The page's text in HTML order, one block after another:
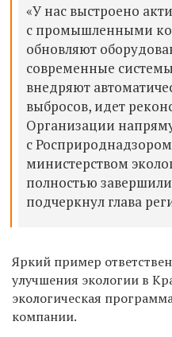
«У нас выстроено
с промышленными
обновляют
современные
внедряют
выбросов, идет
Организации
с
министерством
полностью
подчеркнул глава
Яркий пример
улучшения экологии в
экологическая
компании.